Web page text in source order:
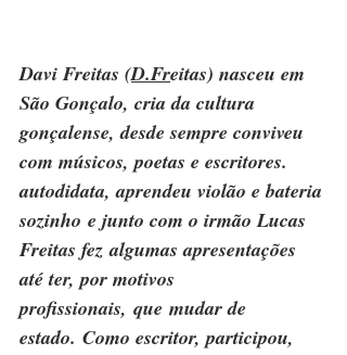
Davi Freitas (D.Freitas) nasceu em
São Gonçalo, cria da cultura
gonçalense, desde sempre conviveu
com músicos, poetas e escritores.
autodidata, aprendeu violão e bateria
sozinho e junto com o irmão Lucas
Freitas fez algumas apresentações
até ter, por motivos
profissionais, que mudar de
estado. Como escritor, participou,